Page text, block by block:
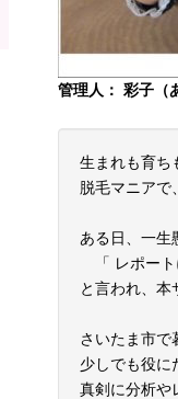
管理人： 彩子（
生まれも育ち
脱毛マニアで
ある日、一生
「 レポート
と言われ、
さいたま市で
少しでも役に
真剣に分析や